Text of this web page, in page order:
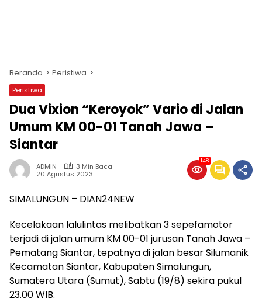
Beranda Peristiwa
Peristiwa
Dua Vixion “Keroyok” Vario di Jalan
Umum KM 00-01 Tanah Jawa –
Siantar
ADMIN
3 Min Baca
20 Agustus 2023
148
SIMALUNGUN – DIAN24NEW
Kecelakaan lalulintas melibatkan 3 sepefamotor
terjadi di jalan umum KM 00-01 jurusan Tanah Jawa –
Pematang Siantar, tepatnya di jalan besar Silumanik
Kecamatan Siantar, Kabupaten Simalungun,
Sumatera Utara (Sumut), Sabtu (19/8) sekira pukul
23.00 WIB.